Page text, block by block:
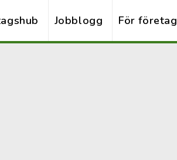
Jobblogg För företag